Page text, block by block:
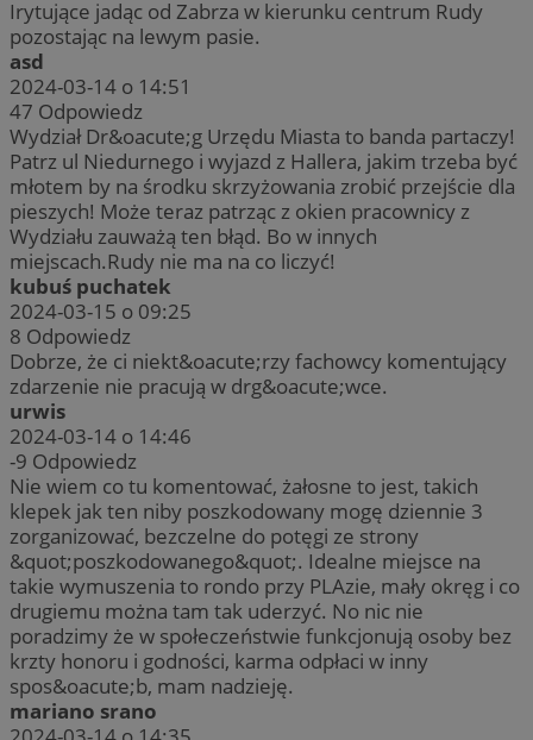
Irytujące jadąc od Zabrza w kierunku centrum Rudy
pozostając na lewym pasie.
asd
2024-03-14 o 14:51
47 Odpowiedz
Wydział Dr&oacute;g Urzędu Miasta to banda partaczy!
Patrz ul Niedurnego i wyjazd z Hallera, jakim trzeba być
młotem by na środku skrzyżowania zrobić przejście dla
pieszych! Może teraz patrząc z okien pracownicy z
Wydziału zauważą ten błąd. Bo w innych
miejscach.Rudy nie ma na co liczyć!
kubuś puchatek
2024-03-15 o 09:25
8 Odpowiedz
Dobrze, że ci niekt&oacute;rzy fachowcy komentujący
zdarzenie nie pracują w drg&oacute;wce.
urwis
2024-03-14 o 14:46
-9 Odpowiedz
Nie wiem co tu komentować, żałosne to jest, takich
klepek jak ten niby poszkodowany mogę dziennie 3
zorganizować, bezczelne do potęgi ze strony
&quot;poszkodowanego&quot;. Idealne miejsce na
takie wymuszenia to rondo przy PLAzie, mały okręg i co
drugiemu można tam tak uderzyć. No nic nie
poradzimy że w społeczeństwie funkcjonują osoby bez
krzty honoru i godności, karma odpłaci w inny
spos&oacute;b, mam nadzieję.
mariano srano